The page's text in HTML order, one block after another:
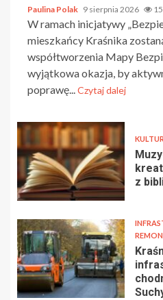
Paulina Polak 9 sierpnia 2026 15
W ramach inicjatywy
mieszkańcy Kraśnika
współtworzenia Mapy
wyjątkowa okazja, by
poprawę...Czytaj dalej
z